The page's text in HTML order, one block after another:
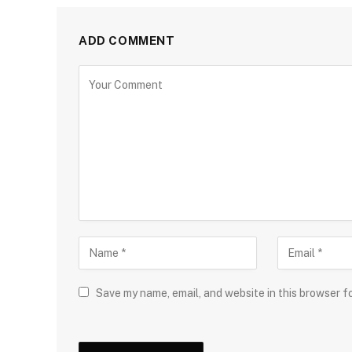
ADD COMMENT
Save my name, email, and website in this browser